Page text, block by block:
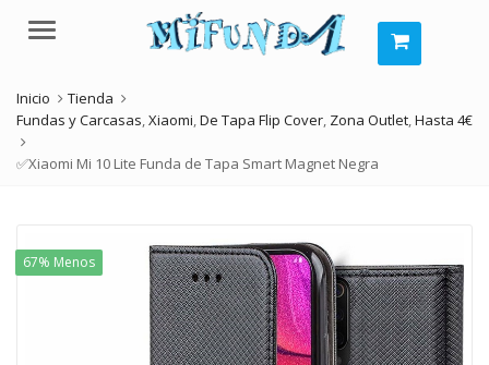
Menú
Inicio
Tienda
Fundas y Carcasas,Xiaomi,De Tapa Flip Cover, Zona Outlet,Hasta 4€
✅Xiaomi Mi 10 Lite Funda de Tapa Smart Magnet Negra
67% Menos